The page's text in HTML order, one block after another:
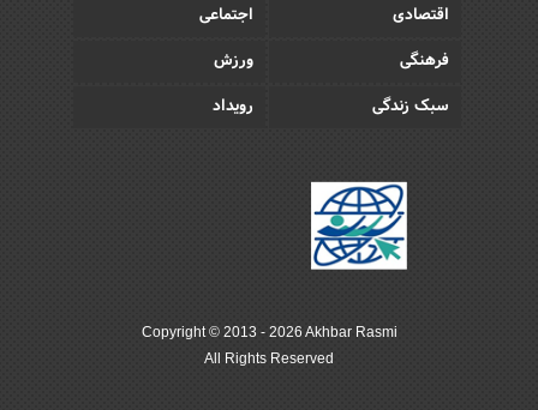
اقتصادی
اجتماعی
فرهنگی
ورزش
سبک زندگی
رویداد
Copyright © 2013 - 2026 Akhbar Rasmi
All Rights Reserved